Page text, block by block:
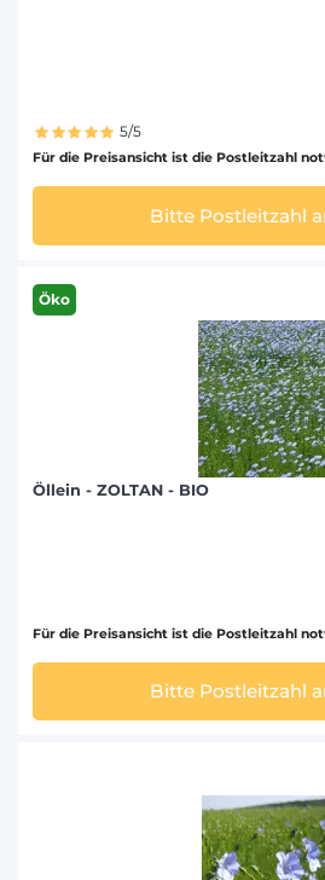
5/5
Für die Preisansicht ist die Postleitzahl
Bitte Postleitzahl
Öko
Öllein - ZOLTAN - BIO
Für die Preisansicht ist die Postleitzahl
Bitte Postleitzahl